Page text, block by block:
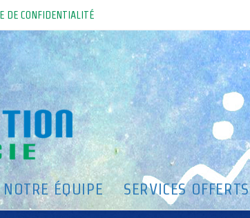
DE CONFIDENTIALITÉ
NOTRE ÉQUIPE SERVICES OFFERTS
RCM[1]